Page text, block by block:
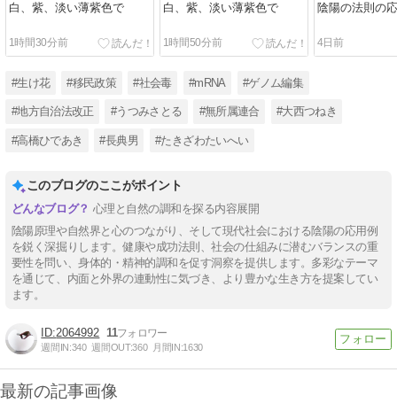
白、紫、淡い薄紫色で
1時間30分前
白、紫、淡い薄紫色で
1時間50分前
陰陽の法則の
4日前
#生け花 #移民政策 #社会毒 #mRNA #ゲノム編集
#地方自治法改正 #うつみさとる #無所属連合 #大西つねき
#高橋ひであき #長典男 #たきざわたいへい
このブログのここがポイント
心理と自然の調和を探る内容展開
陰陽原理や自然界と心のつながり、そして現代社会における陰陽の応用例
を鋭く深掘りします。健康や成功法則、社会の仕組みに潜むバランスの重
要性を問い、身体的・精神的調和を促す洞察を提供します。多彩なテーマ
を通じて、内面と外界の連動性に気づき、より豊かな生き方を提案してい
ます。
2064992 11
週間IN:340 週間OUT:360 月間IN:1630
最新の記事画像